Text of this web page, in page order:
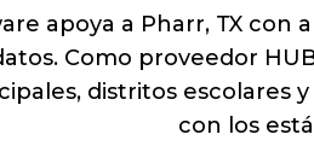
apoya a Pharr, TX con
Como proveedor
distritos escolares
con los